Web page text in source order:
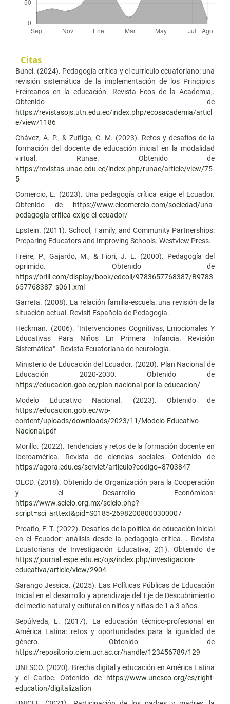
Citas
Bunci. (2024). Pedagogía crítica y el currículo ecuatoriano: una
revisión sistemática de la implementación de los Principios
Freireanos en la educación. Revista Ecos de la Academia,.
Obtenido de
https://revistasojs.utn.edu.ec/index.php/ecosacademia/articl
e/view/1186
Chávez, A. P., & Zuñiga, C. M. (2023). Retos y desafíos de la
formación del docente de educación inicial en la modalidad
virtual. Runae. Obtenido de
https://revistas.unae.edu.ec/index.php/runae/article/view/75
5
Comercio, E. (2023). Una pedagogía crítica exige el Ecuador.
Obtenido de
https://www.elcomercio.com/sociedad/una-
pedagogia-critica-exige-el-ecuador/
Epstein. (2011). School, Family, and Community Partnerships:
Preparing Educators and Improving Schools. Westview Press.
Freire, P., Gajardo, M., & Fiori, J. L. (2000). Pedagogía del
oprimido. Obtenido de
https://brill.com/display/book/edcoll/9783657768387/B9783
657768387_s061.xml
Garreta. (2008). La relación familia-escuela: una revisión de la
situación actual. Revisit Española de Pedagogía.
Heckman. (2006). "Intervenciones Cognitivas, Emocionales Y
Educativas Para Niños En Primera Infancia. Revisión
Sistemática" . Revista Ecuatoriana de neurologia.
Ministerio de Educación del Ecuador. (2020). Plan Nacional de
Educación 2020-2030. Obtenido de
https://educacion.gob.ec/plan-nacional-por-la-educacion/
Modelo Educativo Nacional. (2023). Obtenido de
https://educacion.gob.ec/wp-
content/uploads/downloads/2023/11/Modelo-Educativo-
Nacional.pdf
Morillo. (2022). Tendencias y retos de la formación docente en
Iberoamérica. Revista de ciencias sociales. Obtenido de
https://agora.edu.es/servlet/articulo?codigo=8703847
OECD. (2018). Obtenido de Organización para la Cooperación
y el Desarrollo Económicos:
https://www.scielo.org.mx/scielo.php?
script=sci_arttext&pid=S0185-26982008000300007
Proaño, F. T. (2022). Desafíos de la política de educación inicial
en el Ecuador: análisis desde la pedagogía crítica. . Revista
Ecuatoriana de Investigación Educativa, 2(1). Obtenido de
https://journal.espe.edu.ec/ojs/index.php/investigacion-
educativa/article/view/2904
Sarango Jessica. (2025). Las Políticas Públicas de Educación
Inicial en el desarrollo y aprendizaje del Eje de Descubrimiento
del medio natural y cultural en niños y niñas de 1 a 3 años.
Sepúlveda, L. (2017). La educación técnico-profesional en
América Latina: retos y oportunidades para la igualdad de
género. Obtenido de
https://repositorio.ciem.ucr.ac.cr/handle/123456789/129
UNESCO. (2020). Brecha digital y educación en América Latina
y el Caribe. Obtenido de
https://www.unesco.org/es/right-
education/digitalization